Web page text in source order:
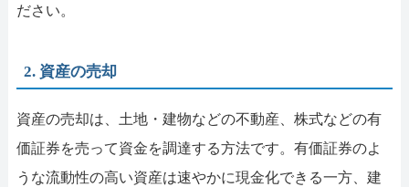
ださい。
2. 資産の売却
資産の売却は、土地・建物などの不動産、株式などの有
価証券を売って資金を調達する方法です。有価証券のよ
うな流動性の高い資産は速やかに現金化できる一方、建